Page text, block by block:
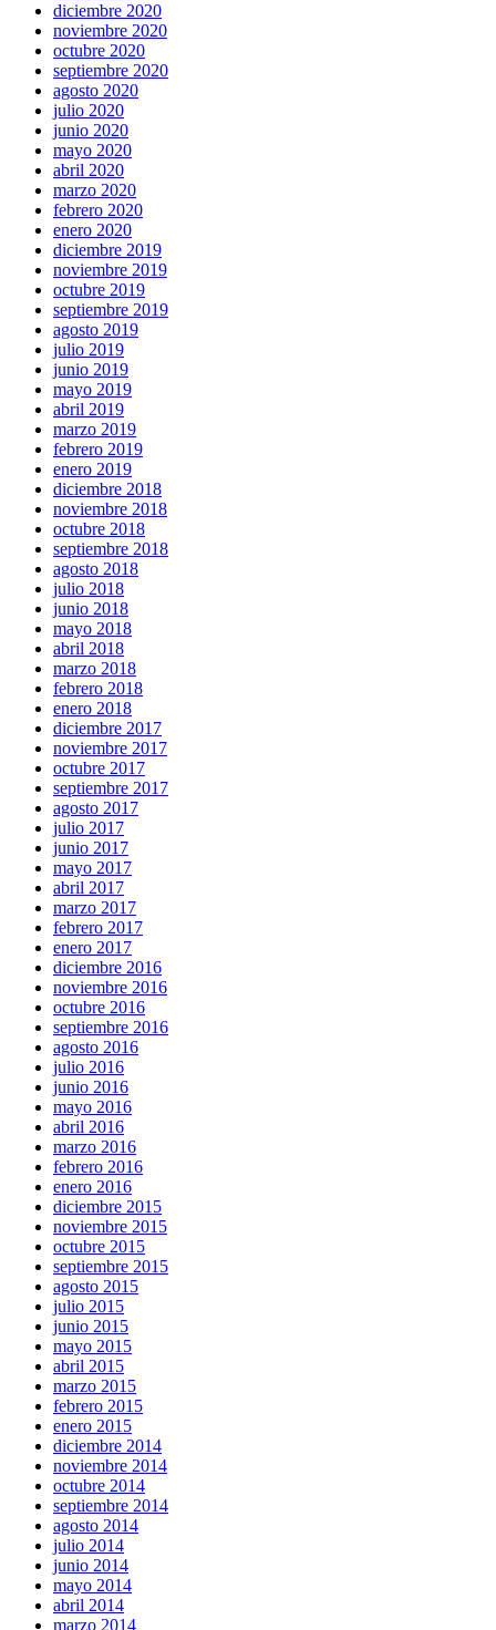
diciembre 2020
noviembre 2020
octubre 2020
septiembre 2020
agosto 2020
julio 2020
junio 2020
mayo 2020
abril 2020
marzo 2020
febrero 2020
enero 2020
diciembre 2019
noviembre 2019
octubre 2019
septiembre 2019
agosto 2019
julio 2019
junio 2019
mayo 2019
abril 2019
marzo 2019
febrero 2019
enero 2019
diciembre 2018
noviembre 2018
octubre 2018
septiembre 2018
agosto 2018
julio 2018
junio 2018
mayo 2018
abril 2018
marzo 2018
febrero 2018
enero 2018
diciembre 2017
noviembre 2017
octubre 2017
septiembre 2017
agosto 2017
julio 2017
junio 2017
mayo 2017
abril 2017
marzo 2017
febrero 2017
enero 2017
diciembre 2016
noviembre 2016
octubre 2016
septiembre 2016
agosto 2016
julio 2016
junio 2016
mayo 2016
abril 2016
marzo 2016
febrero 2016
enero 2016
diciembre 2015
noviembre 2015
octubre 2015
septiembre 2015
agosto 2015
julio 2015
junio 2015
mayo 2015
abril 2015
marzo 2015
febrero 2015
enero 2015
diciembre 2014
noviembre 2014
octubre 2014
septiembre 2014
agosto 2014
julio 2014
junio 2014
mayo 2014
abril 2014
marzo 2014